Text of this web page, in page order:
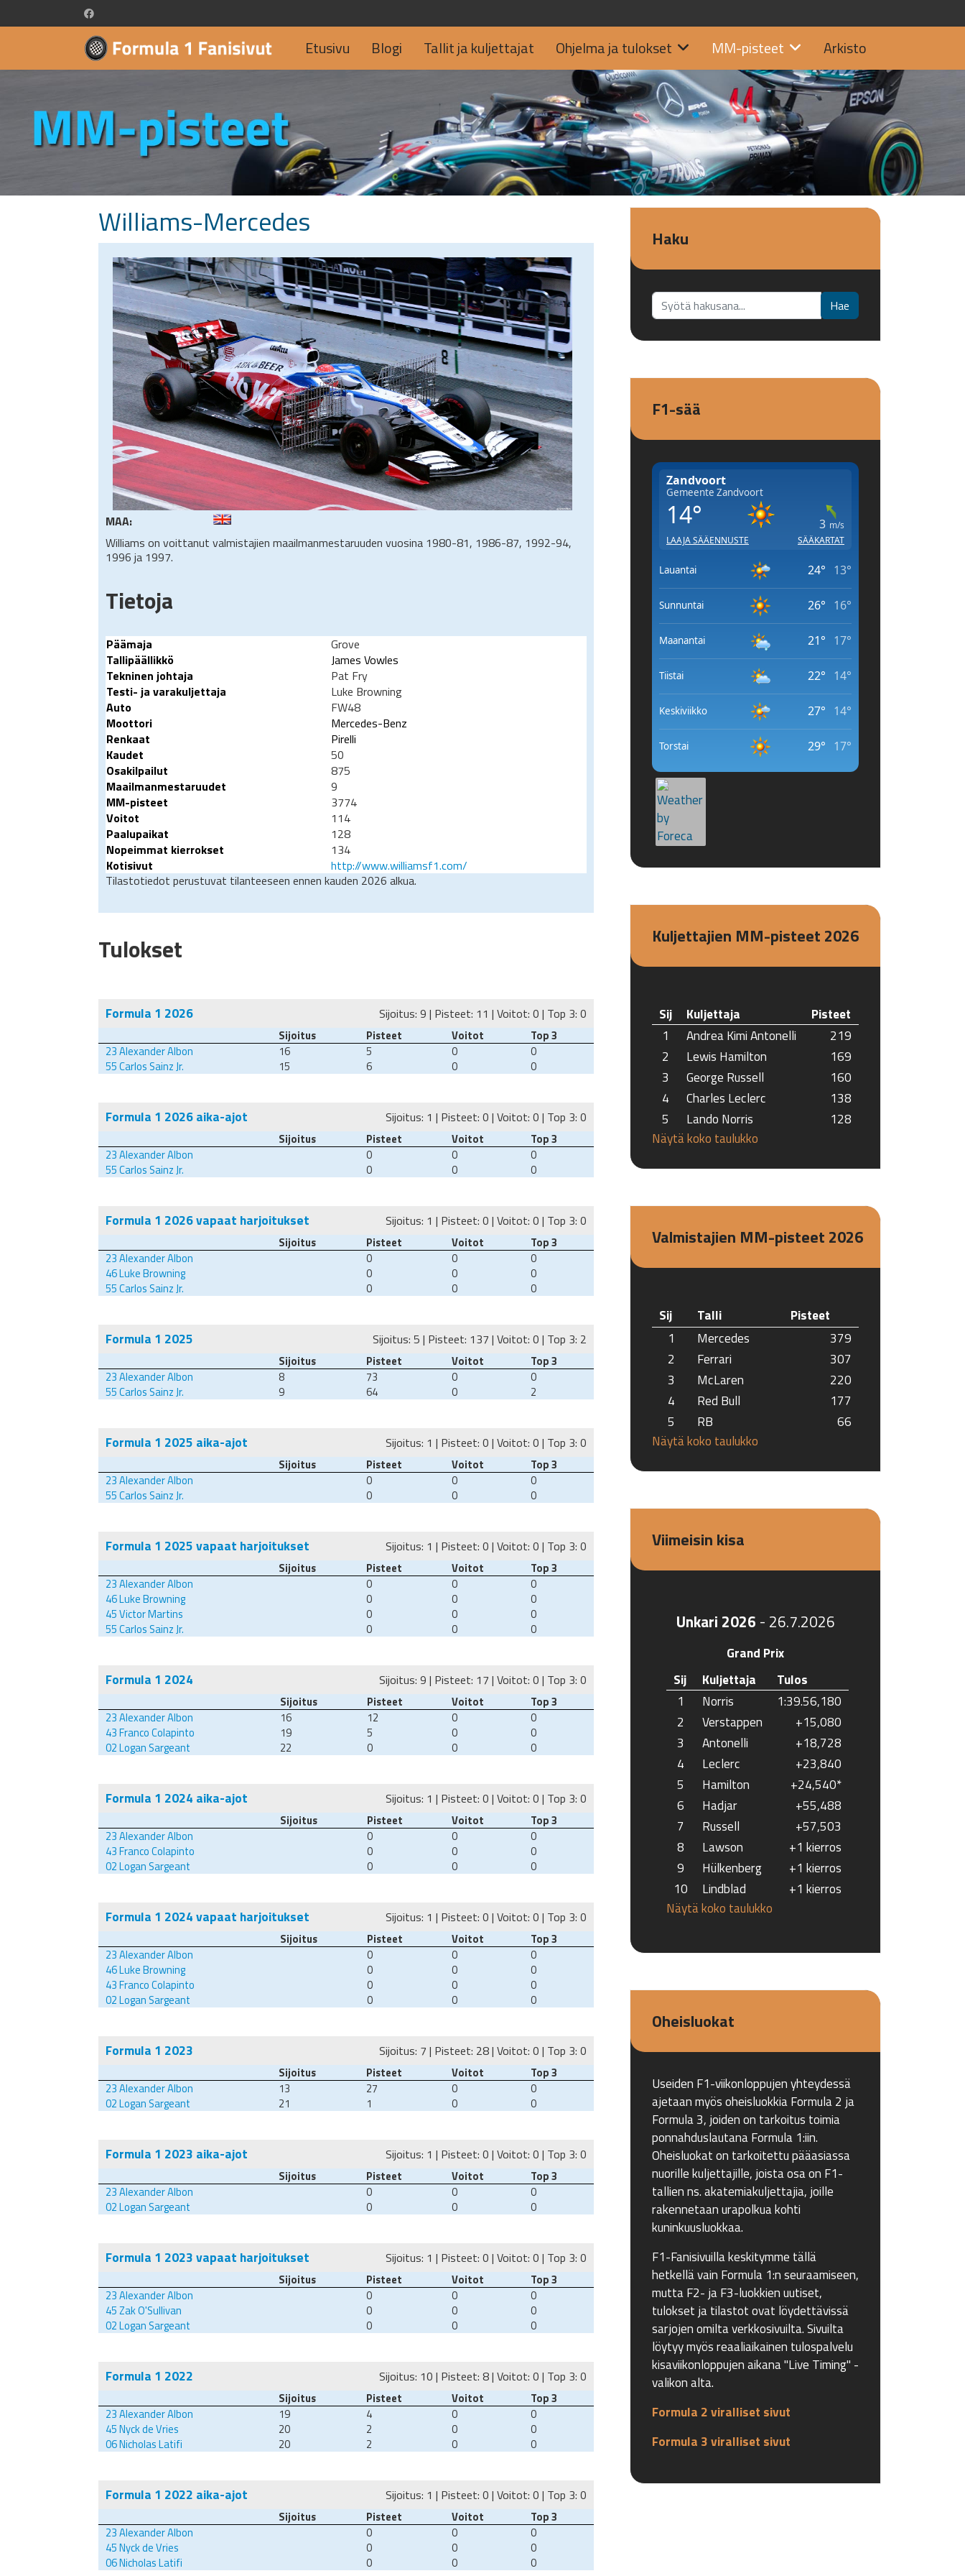
Etusivu Blogi Tallit ja kuljettajat Ohjelma ja tulokset MM-pisteet Arkisto
Williams-Mercedes
MAA:
Williams on voittanut valmistajien maailmanmestaruuden vuosina 1980-81, 1986-87, 1992-94,
1996 ja 1997.
Tietoja
Päämaja
Grove
Tallipäällikkö
James Vowles
Tekninen johtaja
Pat Fry
Testi- ja varakuljettaja
Luke Browning
Auto
FW48
Moottori
Mercedes-Benz
Renkaat
Pirelli
Kaudet
50
Osakilpailut
875
Maailmanmestaruudet
9
MM-pisteet
3774
Voitot
114
Paalupaikat
128
Nopeimmat kierrokset
134
Kotisivut
http://www.williamsf1.com/
Tilastotiedot perustuvat tilanteeseen ennen kauden 2026 alkua.
Tulokset
Formula 1 2026 Sijoitus: 9 | Pisteet: 11 | Voitot: 0 | Top 3: 0
Sijoitus Pisteet Voitot
Top 3
23Alexander Albon 16 5 0
0
55Carlos Sainz Jr. 15 6 0 0
Formula 1 2026 aika-ajot Sijoitus: 1 | Pisteet: 0 | Voitot: 0 | Top 3: 0
Sijoitus Pisteet Voitot
Top 3
23Alexander Albon 0 0
0
55Carlos Sainz Jr. 0 0 0
Formula 1 2026 vapaat harjoitukset Sijoitus: 1 | Pisteet: 0 | Voitot: 0 | Top 3: 0
Sijoitus Pisteet Voitot
Top 3
23Alexander Albon 0 0
0
46Luke Browning 0 0
0
55Carlos Sainz Jr. 0 0 0
Formula 1 2025 Sijoitus: 5 | Pisteet: 137 | Voitot: 0 | Top 3: 2
Sijoitus Pisteet Voitot
Top 3
23Alexander Albon 8 73 0
0
55Carlos Sainz Jr. 9 64 0 2
Formula 1 2025 aika-ajot Sijoitus: 1 | Pisteet: 0 | Voitot: 0 | Top 3: 0
Sijoitus Pisteet Voitot
Top 3
23Alexander Albon 0 0
0
55Carlos Sainz Jr. 0 0 0
Formula 1 2025 vapaat harjoitukset Sijoitus: 1 | Pisteet: 0 | Voitot: 0 | Top 3: 0
Sijoitus Pisteet Voitot
Top 3
23Alexander Albon 0 0
0
46Luke Browning 0 0
0
45Victor Martins 0 0
0
55Carlos Sainz Jr. 0 0 0
Formula 1 2024 Sijoitus: 9 | Pisteet: 17 | Voitot: 0 | Top 3: 0
Sijoitus Pisteet Voitot
Top 3
23Alexander Albon 16 12 0
0
43Franco Colapinto 19 5 0
0
02Logan Sargeant 22 0 0 0
Formula 1 2024 aika-ajot Sijoitus: 1 | Pisteet: 0 | Voitot: 0 | Top 3: 0
Sijoitus Pisteet Voitot
Top 3
23Alexander Albon 0 0
0
43Franco Colapinto 0 0
0
02Logan Sargeant 0 0 0
Formula 1 2024 vapaat harjoitukset Sijoitus: 1 | Pisteet: 0 | Voitot: 0 | Top 3: 0
Sijoitus Pisteet Voitot
Top 3
23Alexander Albon 0 0
0
46Luke Browning 0 0
0
43Franco Colapinto 0 0
0
02Logan Sargeant 0 0 0
Formula 1 2023 Sijoitus: 7 | Pisteet: 28 | Voitot: 0 | Top 3: 0
Sijoitus Pisteet Voitot
Top 3
23Alexander Albon 13 27 0
0
02Logan Sargeant 21 1 0 0
Formula 1 2023 aika-ajot Sijoitus: 1 | Pisteet: 0 | Voitot: 0 | Top 3: 0
Sijoitus Pisteet Voitot
Top 3
23Alexander Albon 0 0
0
02Logan Sargeant 0 0 0
Formula 1 2023 vapaat harjoitukset Sijoitus: 1 | Pisteet: 0 | Voitot: 0 | Top 3: 0
Sijoitus Pisteet Voitot
Top 3
23Alexander Albon 0 0
0
45Zak O'Sullivan 0 0
0
02Logan Sargeant 0 0 0
Formula 1 2022 Sijoitus: 10 | Pisteet: 8 | Voitot: 0 | Top 3: 0
Sijoitus Pisteet Voitot
Top 3
23Alexander Albon 19 4 0
0
45Nyck de Vries 20 2 0
0
06Nicholas Latifi 20 2 0 0
Formula 1 2022 aika-ajot Sijoitus: 1 | Pisteet: 0 | Voitot: 0 | Top 3: 0
Sijoitus Pisteet Voitot
Top 3
23Alexander Albon 0 0
0
45Nyck de Vries 0 0
0
06Nicholas Latifi 0 0 0
Haku
Etsi... Hae
F1-sää
Kuljettajien MM-pisteet 2026
Sij Kuljettaja
Pisteet
1
Andrea Kimi Antonelli
219
2
Lewis Hamilton
169
3
George Russell
160
4
Charles Leclerc
138
5
Lando Norris
128
Näytä koko taulukko
Valmistajien MM-pisteet 2026
Sij Talli
Pisteet
1
Mercedes
379
2
Ferrari
307
3
McLaren
220
4
Red Bull
177
5
RB
66
Näytä koko taulukko
Viimeisin kisa
Unkari 2026 - 26.7.2026
Grand Prix
Sij
Kuljettaja
Tulos
1
Norris
1:39.56,180
2
Verstappen
+15,080
3
Antonelli
+18,728
4
Leclerc
+23,840
5
Hamilton
+24,540*
6
Hadjar
+55,488
7
Russell
+57,503
8
Lawson
+1 kierros
9
Hülkenberg
+1 kierros
10
Lindblad
+1 kierros
Näytä koko taulukko
Oheisluokat
Useiden F1-viikonloppujen yhteydessä
ajetaan myös oheisluokkia Formula 2 ja
Formula 3, joiden on tarkoitus toimia
ponnahduslautana Formula 1:iin.
Oheisluokat on tarkoitettu pääasiassa
nuorille kuljettajille, joista osa on F1-
tallien ns. akatemiakuljettajia, joille
rakennetaan urapolkua kohti
kuninkuusluokkaa.
F1-Fanisivuilla keskitymme tällä
hetkellä vain Formula 1:n seuraamiseen,
mutta F2- ja F3-luokkien uutiset,
tulokset ja tilastot ovat löydettävissä
sarjojen omilta verkkosivuilta. Sivuilta
löytyy myös reaaliaikainen tulospalvelu
kisaviikonloppujen aikana "Live Timing" -
valikon alta.
Formula 2 viralliset sivut
Formula 3 viralliset sivut